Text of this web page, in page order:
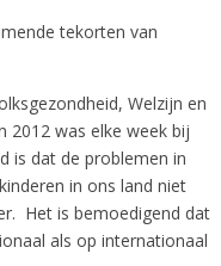
tekorten van
Welzijn en
2012 was elke week bij
is dat de problemen in
in ons land niet
Het is bemoedigend dat
als op internationaal